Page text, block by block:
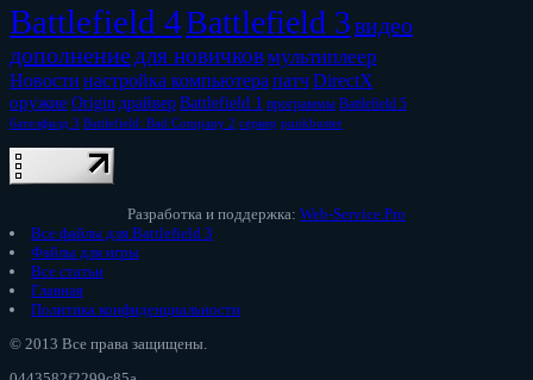
Battlefield 4Battlefield 3видео
дополнениедля новичковмультиплеер
Новости настройка компьютера патчDirectX
оружие Origin драйвер Battlefield 1 программы Battlefield 5
бателфилд 3 Battlefield: Bad Company 2 сервер punkbuster
Разработка и поддержка: Web-Service.Pro
Все файлы для Battlefield 3
Файлы для игры
Все статьи
Главная
Политика конфиденциальности
© 2013 Все права защищены.